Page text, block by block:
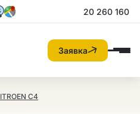
20 260 160
Заявка
C4